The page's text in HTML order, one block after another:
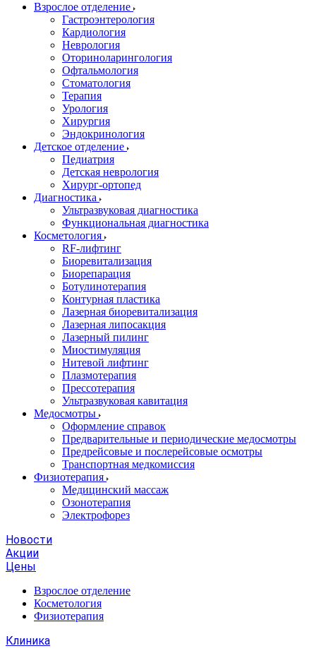
Взрослое отделение
Гастроэнтерология
Кардиология
Неврология
Оториноларингология
Офтальмология
Стоматология
Терапия
Урология
Хирургия
Эндокринология
Детское отделение
Педиатрия
Детская неврология
Хирург-ортопед
Диагностика
Ультразвуковая диагностика
Функциональная диагностика
Косметология
RF-лифтинг
Биоревитализация
Биорепарация
Ботулинотерапия
Контурная пластика
Лазерная биоревитализация
Лазерная липосакция
Лазерный пилинг
Миостимуляция
Нитевой лифтинг
Плазмотерапия
Прессотерапия
Ультразвуковая кавитация
Медосмотры
Оформление справок
Предварительные и периодические медосмотры
Предрейсовые и послерейсовые осмотры
Транспортная медкомиссия
Физиотерапия
Медицинский массаж
Озонотерапия
Электрофорез
Новости
Акции
Цены
Взрослое отделение
Косметология
Физиотерапия
Клиника